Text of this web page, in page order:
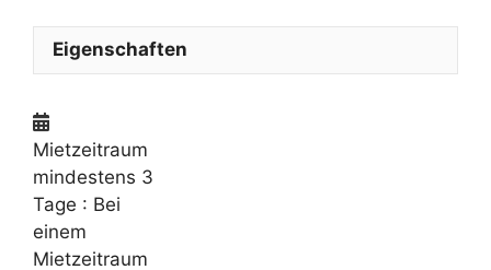
Eigenschaften
Mietzeitraum
mindestens 3
Tage : Bei
einem
Mietzeitraum